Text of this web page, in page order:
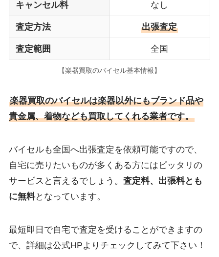
キャンセル料 なし
査定方法 出張査定
査定範囲 全国
【楽器買取のバイセル基本情報】
楽器買取のバイセルは楽器以外にもブランド品や
貴金属、着物なども買取してくれる業者です。
バイセルも全国へ出張査定を依頼可能ですので、
自宅に売りたいものが多くある方にはピッタリの
サービスと言えるでしょう。 査定料、出張料とも
に無料となっています。
最短即日で自宅で査定を受けることができますの
で、詳細は公式HPよりチェックしてみて下さい！